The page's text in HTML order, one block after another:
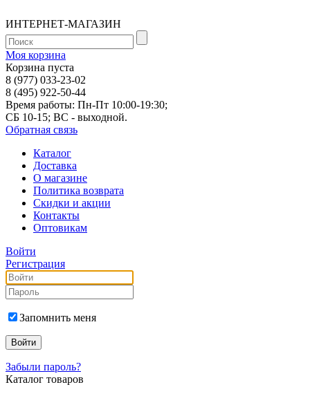
ИНТЕРНЕТ-МАГАЗИН
Моя корзина
Корзина пуста
8 (977) 033-23-02
8 (495) 922-50-44
Время работы: Пн-Пт 10:00-19:30;
СБ 10-15; ВС - выходной.
Обратная связь
Каталог
Доставка
О магазине
Политика возврата
Скидки и акции
Контакты
Оптовикам
Войти
Регистрация
Запомнить меня
Забыли пароль?
Каталог товаров